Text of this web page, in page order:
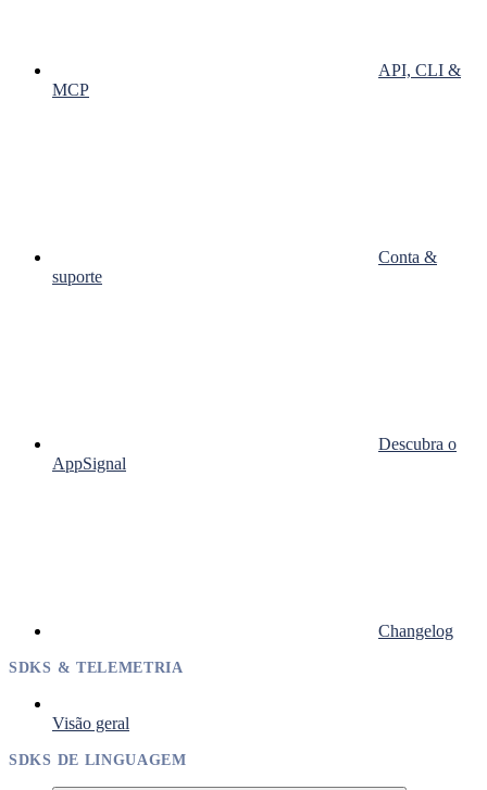
API, CLI &
MCP
Conta &
suporte
Descubra o
AppSignal
Changelog
SDKS & TELEMETRIA
Visão geral
SDKS DE LINGUAGEM